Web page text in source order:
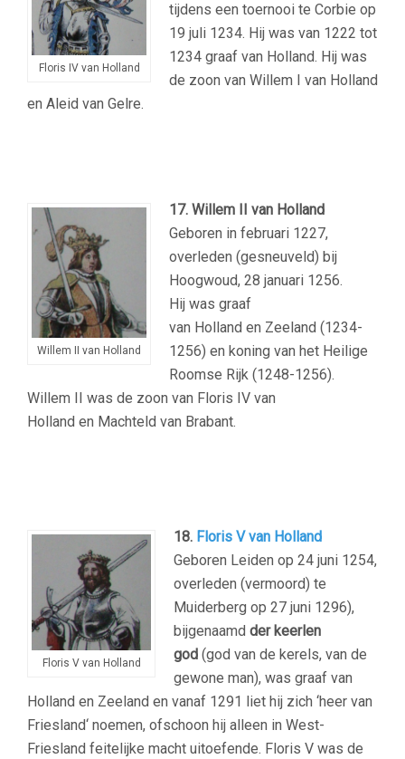
Floris IV van Holland
tijdens een toernooi te Corbie op
19 juli 1234. Hij was van 1222 tot
1234 graaf van Holland. Hij was
de zoon van Willem I van Holland
en Aleid van Gelre.
Willem II van Holland
17. Willem II van Holland
Geboren in februari 1227,
overleden (gesneuveld) bij
Hoogwoud, 28 januari 1256.
Hij was graaf
van Holland en Zeeland (1234-
1256) en koning van het Heilige
Roomse Rijk (1248-1256).
Willem II was de zoon van Floris IV van
Holland en Machteld van Brabant.
Floris V van Holland
18. Floris V van Holland
Geboren Leiden op 24 juni 1254,
overleden (vermoord) te
Muiderberg op 27 juni 1296),
bijgenaamd der keerlen
god (god van de kerels, van de
gewone man), was graaf van
Holland en Zeeland en vanaf 1291 liet hij zich ‘heer van
Friesland‘ noemen, ofschoon hij alleen in West-
Friesland feitelijke macht uitoefende. Floris V was de